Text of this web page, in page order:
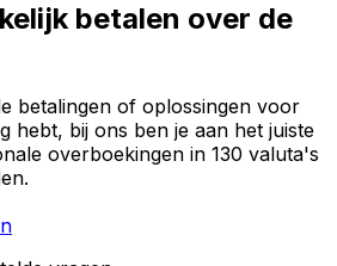
betalen over de
betalingen of oplossingen voor
hebt, bij ons ben je aan het juiste
overboekingen in 130 valuta's